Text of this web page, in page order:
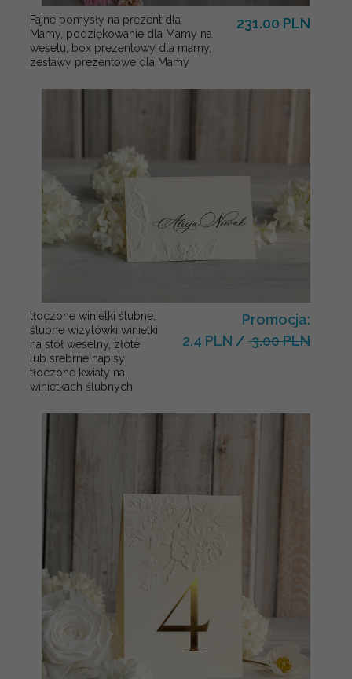
Fajne pomysły na prezent dla
Mamy, podziękowanie dla Mamy na
weselu, box prezentowy dla mamy,
zestawy prezentowe dla Mamy
231.00 PLN
tłoczone winietki ślubne,
ślubne wizytówki winietki
na stół weselny, złote
lub srebrne napisy
tłoczone kwiaty na
winietkach ślubnych
Promocja:
2.4 PLN / 3.00 PLN